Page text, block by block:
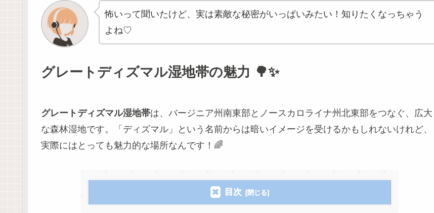
怖いって聞いたけど、実は素敵な秘密がいっぱいみたい！知りたくなっちゃう
よね♡
グレートディズマル湿地帯の魅力 🌳✨
グレートディズマル湿地帯は、バージニア州南東部とノースカロライナ州北東部をつなぐ、広大
な森林湿地です。「ディズマル」という名前からは暗いイメージを受けるかもしれないけれど、
実際にはとっても魅力的な場所なんです！🌈
目次